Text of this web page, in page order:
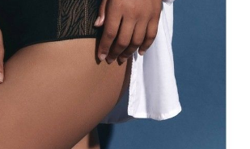
ПО EMAIL
zł
7,
pt. 8:00 - 14:00